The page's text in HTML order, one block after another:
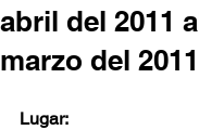
abril del 2011
marzo del 2011
Lugar: